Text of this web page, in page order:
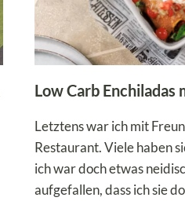
Low Carb
Letztens war ich mit
Restaurant. Viele haben
ich war doch etwas
aufgefallen, dass ich sie